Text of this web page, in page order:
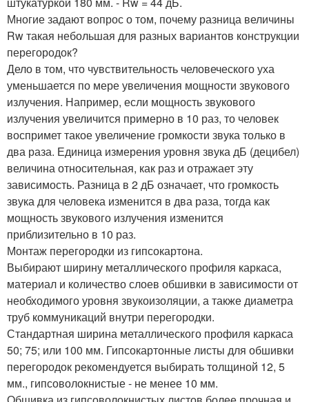
Многие задают вопрос о том, почему разница величины
Rw такая небольшая для разных вариантов конструкции
перегородок?
Дело в том, что чувствительность человеческого уха
уменьшается по мере увеличения мощности звукового
излучения. Например, если мощность звукового
излучения увеличится примерно в 10 раз, то человек
воспримет такое увеличение громкости звука только в
два раза. Единица измерения уровня звука дБ (децибел)
величина относительная, как раз и отражает эту
зависимость. Разница в 2 дБ означает, что громкость
звука для человека изменится в два раза, тогда как
мощность звукового излучения изменится
приблизительно в 10 раз.
Монтаж перегородки из гипсокартона.
Выбирают ширину металлического профиля каркаса,
материал и количество слоев обшивки в зависимости от
необходимого уровня звукоизоляции, а также диаметра
труб коммуникаций внутри перегородки.
Стандартная ширина металлического профиля каркаса
50; 75; или 100 мм. Гипсокартонные листы для обшивки
перегородок рекомендуется выбирать толщиной 12, 5
мм., гипсоволокнистые - не менее 10 мм.